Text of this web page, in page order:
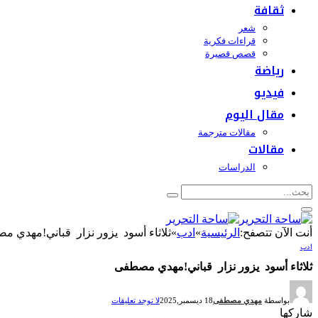
ثقافة
شعر
قراءات فكرية
قصص قصيرة
رياضة
فيديو
مقال اليوم
مقالات مترجمة
مقالات
الدراسات
أنت الآن تتصفح: الرئيسية» ادب»ثلاثاء أسود يزور نزار قباني!مهدي
ادب
ثلاثاء أسود يزور نزار قباني!مهدي مصطفى
بواسطة مهدي مصطفى18 ديسمبر,2025 لا توجد تعليقات
شاركها